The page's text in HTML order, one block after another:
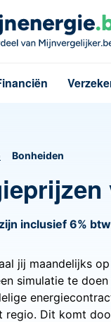
Bonheiden
inclusief 6% btw
jij maandelijks
simulatie te
regio. Dit komt